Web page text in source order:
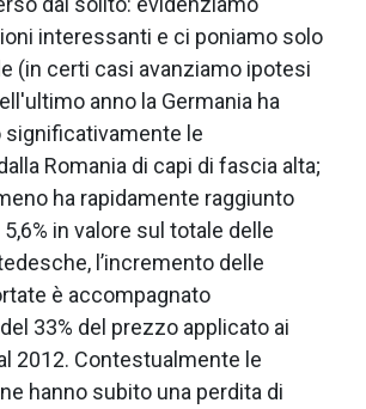
interessanti e ci poniamo solo
(in certi casi avanziamo ipotesi
anno la Germania ha
le
Romania di capi di fascia alta;
ha rapidamente raggiunto
in valore sul totale delle
l’incremento delle
è accompagnato
33% del prezzo applicato ai
2012. Contestualmente le
hanno subito una perdita di